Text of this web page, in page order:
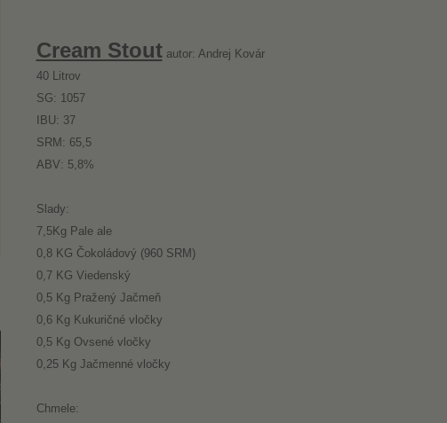
Cream Stoutautor: Andrej Kovár
40 Litrov
SG: 1057
IBU: 37
SRM: 65,5
ABV: 5,8%
Slady:
7,5Kg Pale ale
0,8 KG Čokoládový (960 SRM)
0,7 KG Viedenský
0,5 Kg Pražený Jačmeň
0,6 Kg Kukuričné vločky
0,5 Kg Ovsené vločky
0,25 Kg Jačmenné vločky
Chmele: